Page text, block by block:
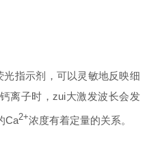
光指示剂，可以灵敏地反映细
离子时，zui大激发波长会发
Ca2+浓度有着定量的关系。